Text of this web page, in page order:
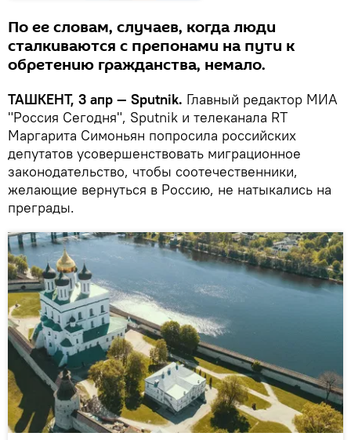
По ее словам, случаев, когда люди
сталкиваются с препонами на пути к
обретению гражданства, немало.
ТАШКЕНТ, 3 апр — Sputnik. Главный редактор МИА
"Россия Сегодня", Sputnik и телеканала RT
Маргарита Симоньян попросила российских
депутатов усовершенствовать миграционное
законодательство, чтобы соотечественники,
желающие вернуться в Россию, не натыкались на
преграды.